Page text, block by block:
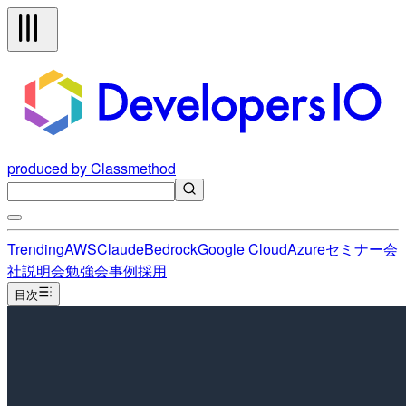
produced by Classmethod
TrendingAWSClaudeBedrockGoogle CloudAzureセミナー会
社説明会勉強会事例採用
目次